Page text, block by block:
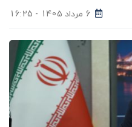
6 مرداد 1405 - 16:25